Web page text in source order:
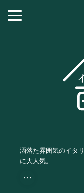
洒落た雰囲気のイタ
に大人気。
・・・